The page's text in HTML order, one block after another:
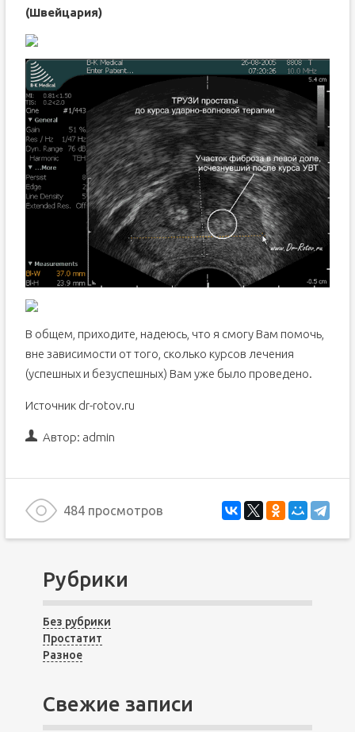
(Швейцария)
В общем, приходите, надеюсь, что я смогу Вам помочь,
вне зависимости от того, сколько курсов лечения
(успешных и безуспешных) Вам уже было проведено.
Источник dr-rotov.ru
Автор: admin
484 просмотров
Рубрики
Без рубрики
Простатит
Разное
Свежие записи